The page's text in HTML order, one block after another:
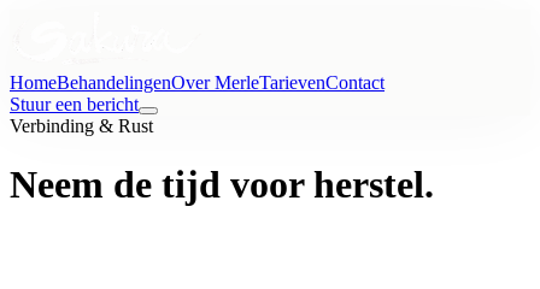
HomeBehandelingenOver MerleTarievenContact
Stuur een bericht
Verbinding & Rust
Neem de tijd voor herstel.